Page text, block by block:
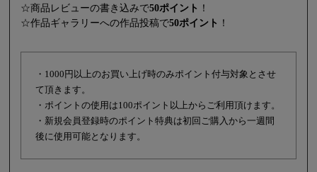
☆商品レビューの書き込みで50ポイント ！
☆作品ギャラリーへの作品投稿で50ポイント ！
・1000円以上のお買い上げ時のみポイント付与対象とさせ
て頂きます。
・ポイントの使用は100ポイント以上からご利用頂けます。
・新規会員登録時のポイント特典は初回ご購入から一週間
後に使用可能となります。